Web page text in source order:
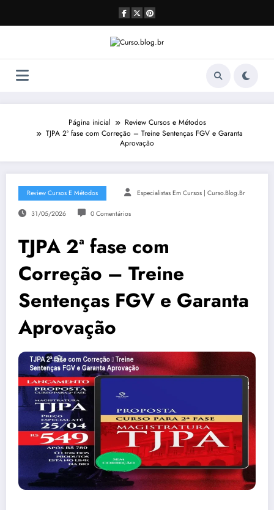
o
Página inicial
Review Cursos e Métodos
TJPA 2ª fase com Correção – Treine Sentenças FGV e Garanta
Aprovação
Review Cursos E Métodos Especialistas Em Cursos | Curso.blog.br
31/05/2026 0 Comentários
TJPA 2ª fase com
Correção – Treine
Sentenças FGV e Garanta
Aprovação